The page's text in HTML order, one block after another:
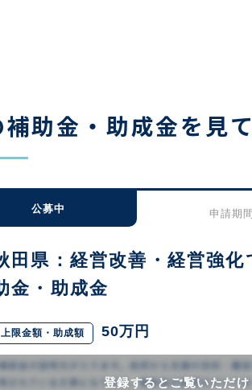
補助金・助成金を見
公募中 申請期
田県：経営改善・経営強
金・助成金
上限金額・助成額 50万円
登録するとご覧いただ